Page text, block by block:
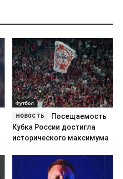
Футбол
Посещаемость
Кубка России достигла
исторического максимума